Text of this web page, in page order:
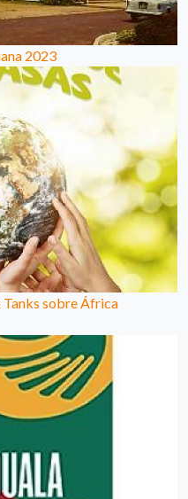
2023
sobre África